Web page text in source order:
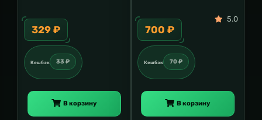
329 ₽
Кешбэк 33 ₽
В корзину
700 ₽
5.0
Кешбэк 70 ₽
В корзину